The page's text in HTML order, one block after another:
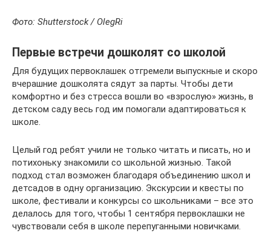
Фото: Shutterstock / OlegRi
Первые встречи дошколят со школой
Для будущих первоклашек отгремели выпускные и скоро
вчерашние дошколята сядут за парты. Чтобы дети
комфортно и без стресса вошли во «взрослую» жизнь, в
детском саду весь год им помогали адаптироваться к
школе.
Целый год ребят учили не только читать и писать, но и
потихоньку знакомили со школьной жизнью. Такой
подход стал возможен благодаря объединению школ и
детсадов в одну организацию. Экскурсии и квесты по
школе, фестивали и конкурсы со школьниками – все это
делалось для того, чтобы 1 сентября первоклашки не
чувствовали себя в школе перепуганными новичками.